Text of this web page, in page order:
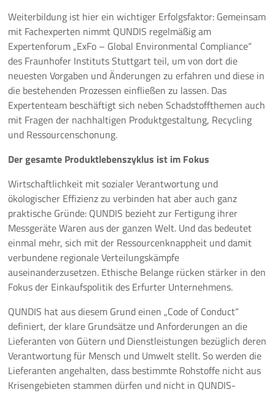
Weiterbildung ist hier ein wichtiger Erfolgsfaktor: Gemeinsam
mit Fachexperten nimmt QUNDIS regelmäßig am
Expertenforum „ExFo – Global Environmental Compliance“
des Fraunhofer Instituts Stuttgart teil, um von dort die
neuesten Vorgaben und Änderungen zu erfahren und diese in
die bestehenden Prozessen einfließen zu lassen. Das
Expertenteam beschäftigt sich neben Schadstoffthemen auch
mit Fragen der nachhaltigen Produktgestaltung, Recycling
und Ressourcenschonung.
Der gesamte Produktlebenszyklus ist im Fokus
Wirtschaftlichkeit mit sozialer Verantwortung und
ökologischer Effizienz zu verbinden hat aber auch ganz
praktische Gründe: QUNDIS bezieht zur Fertigung ihrer
Messgeräte Waren aus der ganzen Welt. Und das bedeutet
einmal mehr, sich mit der Ressourcenknappheit und damit
verbundene regionale Verteilungskämpfe
auseinanderzusetzen. Ethische Belange rücken stärker in den
Fokus der Einkaufspolitik des Erfurter Unternehmens.
QUNDIS hat aus diesem Grund einen „Code of Conduct“
definiert, der klare Grundsätze und Anforderungen an die
Lieferanten von Gütern und Dienstleistungen bezüglich deren
Verantwortung für Mensch und Umwelt stellt. So werden die
Lieferanten angehalten, dass bestimmte Rohstoffe nicht aus
Krisengebieten stammen dürfen und nicht in QUNDIS-